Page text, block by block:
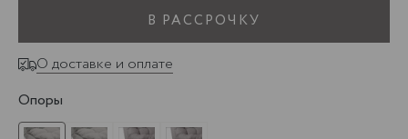
В РАССРОЧКУ
О доставке и оплате
Опоры